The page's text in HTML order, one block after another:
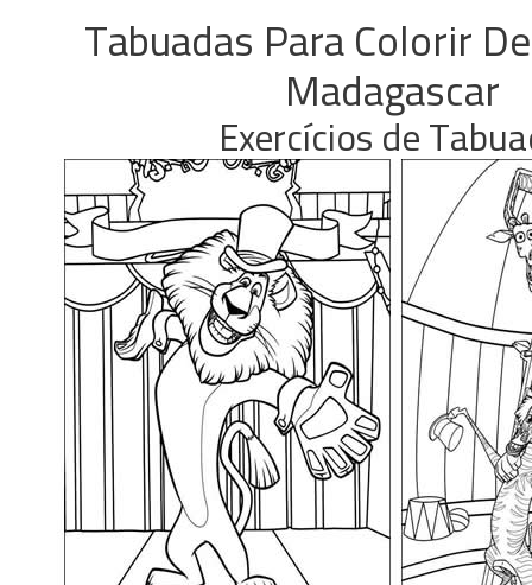
Tabuadas Para Colorir
Madagascar
Exercícios de